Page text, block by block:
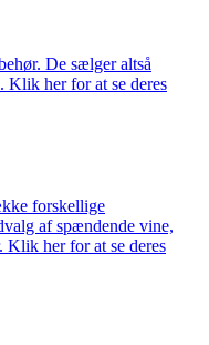
De sælger altså
Klik her for at se deres
forskellige
af spændende vine,
Klik her for at se deres